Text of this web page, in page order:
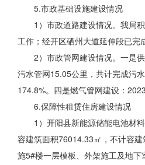
5.市政基础设施建设情况
1）市政道路建设情况。我局
工作；经开区硒州大道延伸段已完
2）市政管网建设情况。一是
污水管网15.05公里，共计完成污
174.8%。四是燃气管网建设：
6.保障性租赁住房建设情况
1）开阳县新能源储能电池材
容建筑面积76014.33㎡，不计容
施5#楼一层模板、外架施工及地